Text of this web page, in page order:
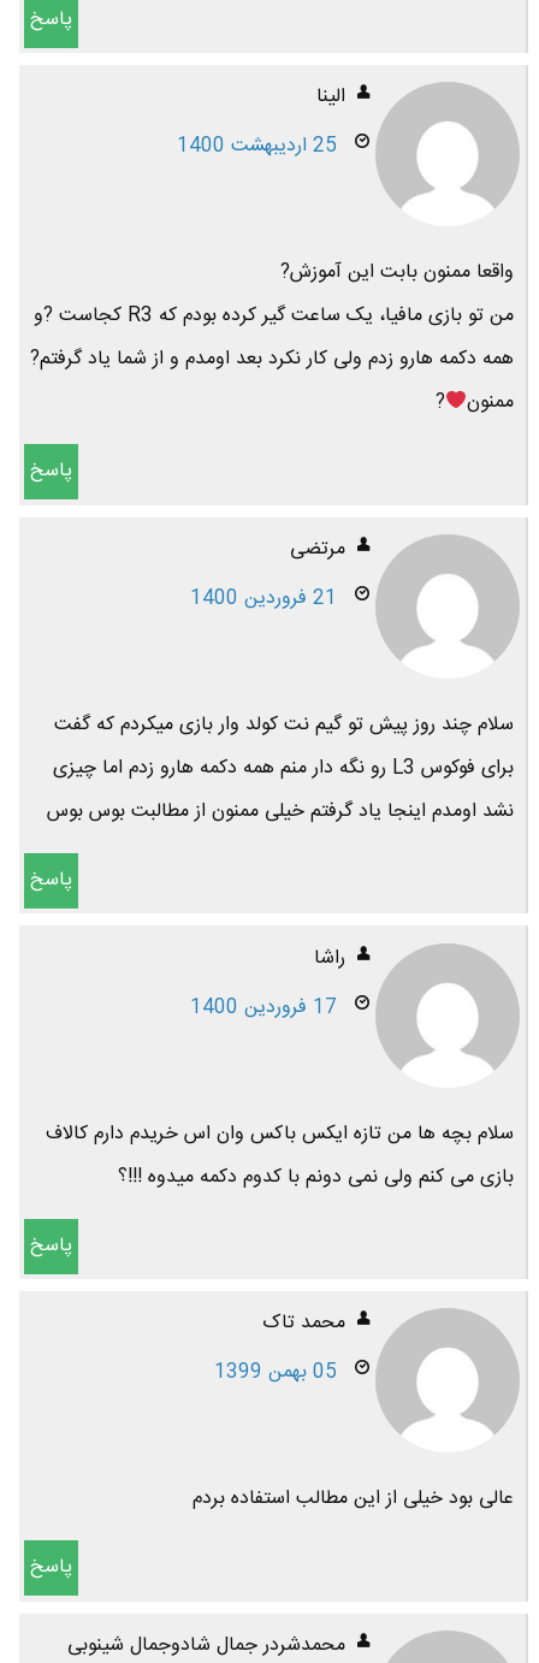
پاسخ
الینا
25 اردیبهشت 1400
واقعا ممنون بابت این آموزش?
من تو بازی مافیا، یک ساعت گیر کرده بودم که R3 کجاست ?و
همه دکمه هارو زدم ولی کار نکرد بعد اومدم و از شما یاد گرفتم?
ممنون
?
پاسخ
مرتضی
21 فروردین 1400
سلام چند روز پیش تو گیم نت کولد وار بازی میکردم که گفت
برای فوکوس L3 رو نگه دار منم همه دکمه هارو زدم اما چیزی
نشد اومدم اینجا یاد گرفتم خیلی ممنون از مطالبت بوس بوس
پاسخ
راشا
17 فروردین 1400
سلام بچه ها من تازه ایکس باکس وان اس خریدم دارم کالاف
بازی می کنم ولی نمی دونم با کدوم دکمه میدوه !!!؟
پاسخ
محمد تاک
05 بهمن 1399
عالی بود خیلی از این مطالب استفاده بردم
پاسخ
محمدشردر جمال شادوجمال شینوبی